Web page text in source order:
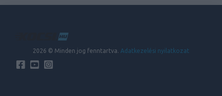
2026 © Minden jog fenntartva. Adatkezelési nyilatkozat